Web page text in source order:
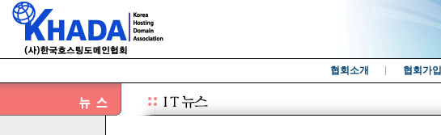
협회소개 협회가입